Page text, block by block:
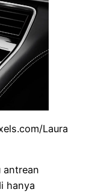
Laura
antrean
hanya